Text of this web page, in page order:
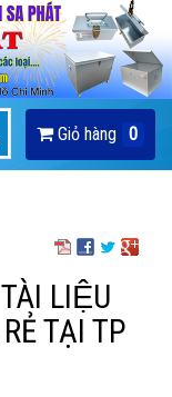
Giỏ hàng 0
LIỆU
TẠI TP